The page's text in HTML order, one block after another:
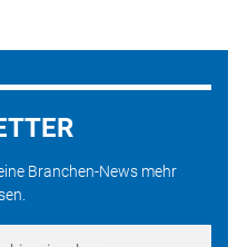
Branchen-News mehr